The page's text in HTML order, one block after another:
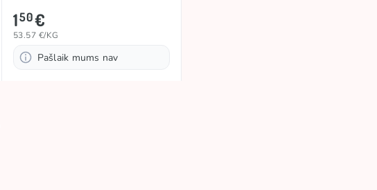
150€
53.57 €/KG
Pašlaik mums nav